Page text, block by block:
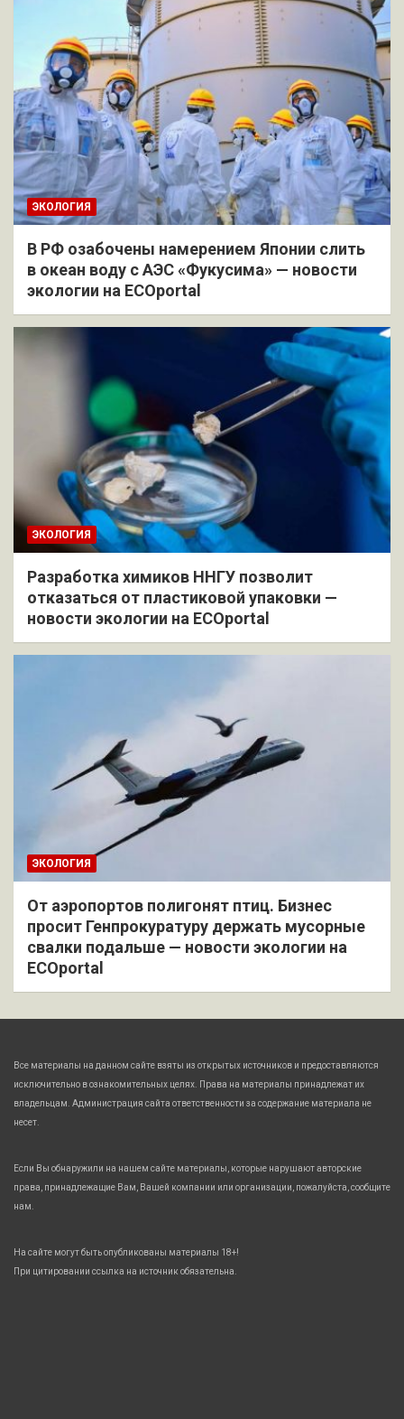
ЭКОЛОГИЯ
В РФ озабочены намерением Японии слить
в океан воду с АЭС «Фукусима» — новости
экологии на ECOportal
ЭКОЛОГИЯ
Разработка химиков ННГУ позволит
отказаться от пластиковой упаковки —
новости экологии на ECOportal
ЭКОЛОГИЯ
От аэропортов полигонят птиц. Бизнес
просит Генпрокуратуру держать мусорные
свалки подальше — новости экологии на
ECOportal
Все материалы на данном сайте взяты из открытых источников и предоставляются
исключительно в ознакомительных целях. Права на материалы принадлежат их
владельцам. Администрация сайта ответственности за содержание материала не
несет.
Если Вы обнаружили на нашем сайте материалы, которые нарушают авторские
права, принадлежащие Вам, Вашей компании или организации, пожалуйста, сообщите
нам.
На сайте могут быть опубликованы материалы 18+!
При цитировании ссылка на источник обязательна.